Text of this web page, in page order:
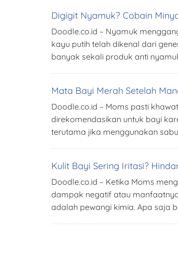
Digigit Nyamuk? Cobain
Doodle.co.id – Nyamuk
kayu putih telah dikenal dari
banyak sekali produk anti
Mata Bayi Merah Setelah
Doodle.co.id – Moms pasti
direkomendasikan untuk bayi
terutama jika menggunakan
Kulit Bayi Sering Iritasi?
Doodle.co.id – Ketika Moms
dampak negatif atau
adalah pewangi kimia. Apa saja